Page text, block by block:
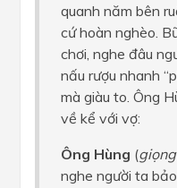
quanh năm bên
cứ hoàn nghèo.
chơi, nghe đâu
nấu rượu nhanh
mà giàu to. Ông
về kể với vợ:
Ông Hùng (
nghe người ta